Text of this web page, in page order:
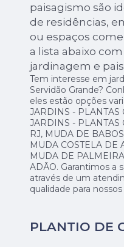
paisagismo são
de residências,
ou espaços
a lista abaixo
jardinagem e
Tem interesse em
Servidão Grande?
eles estão opções
JARDINS -
JARDINS -
RJ, MUDA DE
MUDA COSTELA DE
MUDA DE
ADÃO. Garantimos a
através de um
qualidade para
PLANTIO DE